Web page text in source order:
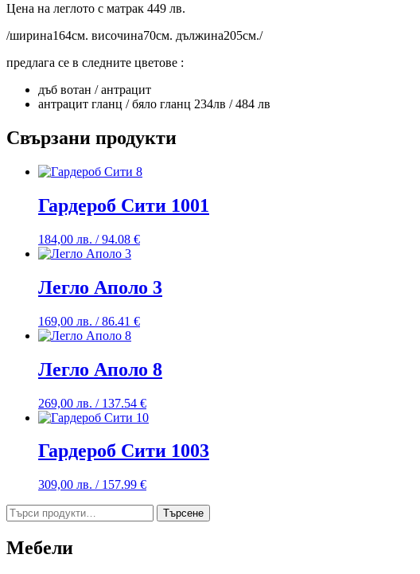
Цена на леглото с матрак 449 лв.
/ширина164см. височина70см. дължина205см./
предлага се в следните цветове :
дъб вотан / антрацит
антрацит гланц / бяло гланц 234лв / 484 лв
Свързани продукти
Гардероб Сити 1001
184,00 лв. / 94.08 €
Легло Аполо 3
169,00 лв. / 86.41 €
Легло Аполо 8
269,00 лв. / 137.54 €
Гардероб Сити 1003
309,00 лв. / 157.99 €
Търсене
за:
Търсене
Мебели